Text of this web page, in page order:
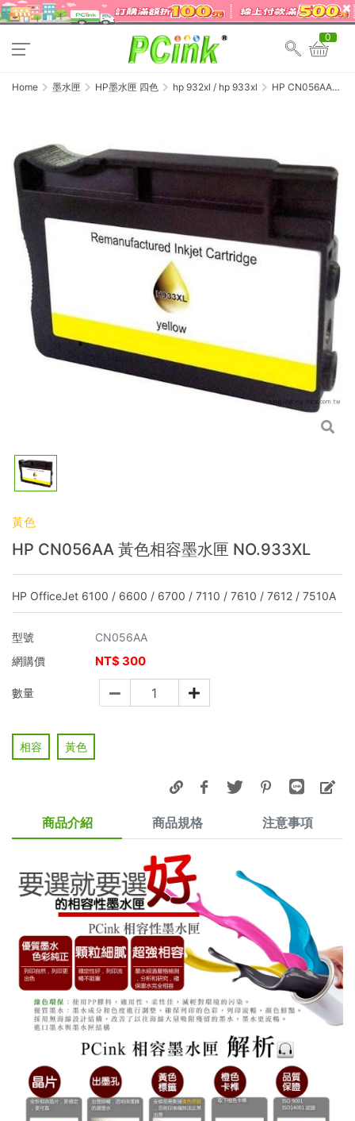
0
Home 墨水匣 HP墨水匣 四色 hp 932xl / hp 933xl
HP CN056AA
黃色
HP CN056AA 黃色相容墨水匣 NO.933XL
HP OfficeJet 6100 / 6600 / 6700 / 7110 / 7610 / 7612 / 7510A
型號
CN056AA
網購價
NT$300
數量
相容 黃色
商品介紹 商品規格 注意事項